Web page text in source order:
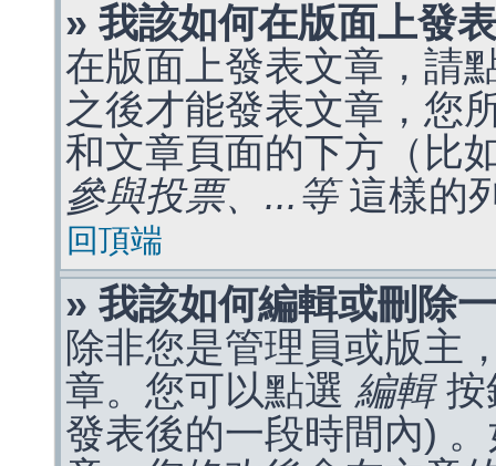
» 我該如何在版面上發
在版面上發表文章，請
之後才能發表文章，您
和文章頁面的下方（比
參與投票、...等這樣的
回頂端
» 我該如何編輯或刪除
除非您是管理員或版主
章。您可以點選 編輯按
發表後的一段時間內)